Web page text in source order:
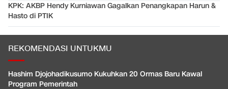
KPK: AKBP Hendy Kurniawan Gagalkan Penangkapan Harun &
Hasto di PTIK
REKOMENDASI UNTUKMU
Hashim Djojohadikusumo Kukuhkan 20 Ormas Baru Kawal
Program Pemerintah